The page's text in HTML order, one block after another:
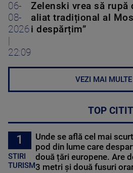
06-
08-
2026
22:09
Zelenski vrea să rupă
aliat tradițional al
i despărțim”
VEZI MAI
TOP
1
STIRI
TURISM
Unde se află cel mai scurt
pod din lume care
două țări europene. Are
3 metri și două fusuri